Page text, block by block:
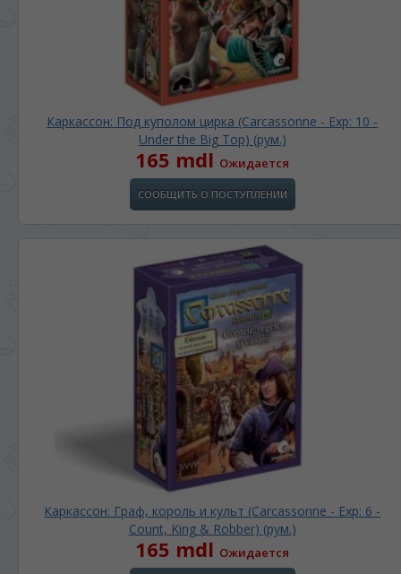
Каркассон: Под куполом цирка (Carcassonne - Exp: 10 -
Under the Big Top) (рум.)
165 mdl Ожидается
СООБЩИТЬ О ПОСТУПЛЕНИИ
Каркассон: Граф, король и культ (Carcassonne - Exp: 6 -
Count, King & Robber) (рум.)
165 mdl Ожидается